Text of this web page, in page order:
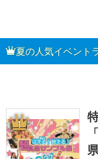
夏の人気イベント
1